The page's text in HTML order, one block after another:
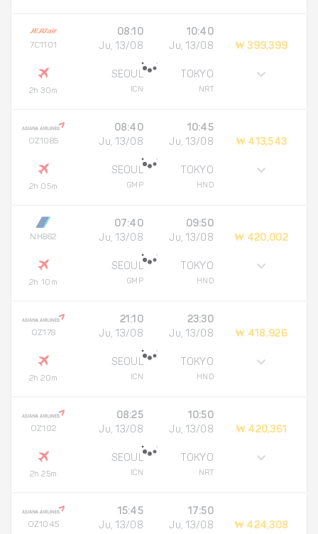
7C1101
2h 30m
08:10
Ju, 13/08
SEOUL
ICN
10:40
Ju, 13/08
TOKYO
NRT
₩ 399,399
OZ1085
2h 05m
08:40
Ju, 13/08
SEOUL
GMP
10:45
Ju, 13/08
TOKYO
HND
₩ 413,543
NH862
2h 10m
07:40
Ju, 13/08
SEOUL
GMP
09:50
Ju, 13/08
TOKYO
HND
₩ 420,002
OZ178
2h 20m
21:10
Ju, 13/08
SEOUL
ICN
23:30
Ju, 13/08
TOKYO
HND
₩ 418,926
OZ102
2h 25m
08:25
Ju, 13/08
SEOUL
ICN
10:50
Ju, 13/08
TOKYO
NRT
₩ 420,361
OZ1045
15:45
Ju, 13/08
17:50
Ju, 13/08
₩ 424,308